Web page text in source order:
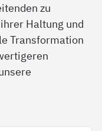
zu
Haltung und
Transformation